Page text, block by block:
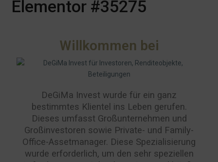
Elementor #35275
Willkommen bei
DeGiMa Invest wurde für ein ganz
bestimmtes Klientel ins Leben gerufen.
Dieses umfasst Großunternehmen und
Großinvestoren sowie Private- und Family-
Office-Assetmanager. Diese Spezialisierung
wurde erforderlich, um den sehr speziellen